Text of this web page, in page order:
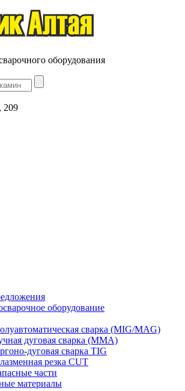
оборудования
209
оборудование
сварка (MIG/MAG)
дуговая сварка (MMA)
дуговая сварка TIG
резка CUT
части
материалы